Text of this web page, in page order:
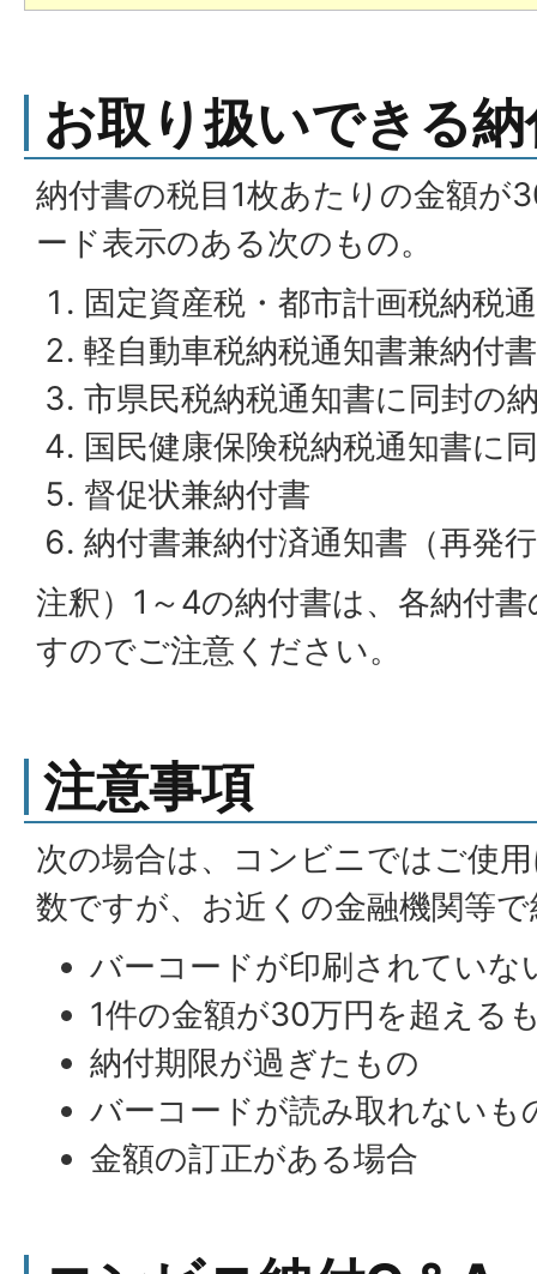
お取り扱いできる
納付書の税目1枚あたりの金額が
ード表示のある次のもの。
固定資産税・都市計画税納税
軽自動車税納税通知書兼納付書
市県民税納税通知書に同封の
国民健康保険税納税通知書に
督促状兼納付書
納付書兼納付済通知書（再発
注釈）1～4の納付書は、各納付
すのでご注意ください。
注意事項
次の場合は、コンビニではご使
数ですが、お近くの金融機関等
バーコードが印刷されていな
1件の金額が30万円を超える
納付期限が過ぎたもの
バーコードが読み取れないも
金額の訂正がある場合